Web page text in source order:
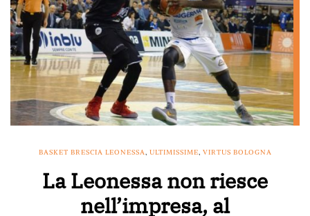
BASKET BRESCIA LEONESSA, ULTIMISSIME, VIRTUS BOLOGNA
La Leonessa non riesce
nell’impresa, al